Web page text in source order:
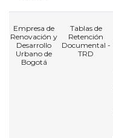
Empresa de
Renovación y
Desarrollo
Urbano de
Bogotá
Tablas de
Retención
Documental -
TRD